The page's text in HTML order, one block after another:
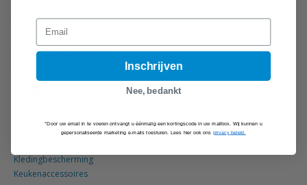
Medicijndoosjes
Leeshulpmiddelen
Persoonlijke verzorging
Aangepaste borden
Kledingbescherming
Keukenaccessoires
Email
Inschrijven
Nee, bedankt
*Door uw email in te voeren ontvangt u éénmalig een kortingscode in uw mailbox. Wij kunnen u
gepersonaliseerde marketing e-mails toesturen. Lees hier ook ons privacy beleid.